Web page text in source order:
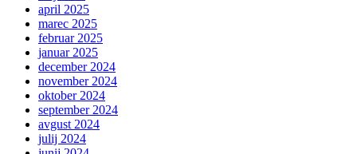
april 2025
marec 2025
februar 2025
januar 2025
december 2024
november 2024
oktober 2024
september 2024
avgust 2024
julij 2024